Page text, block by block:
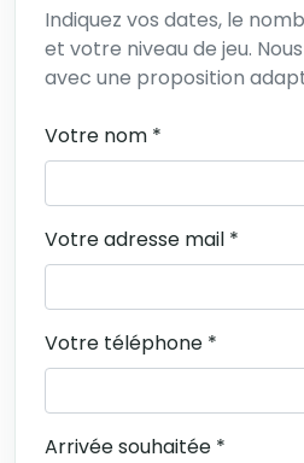
Indiquez vos dates, le
et votre niveau de jeu.
avec une proposition
Votre nom *
Votre adresse mail *
Votre téléphone *
Arrivée souhaitée *